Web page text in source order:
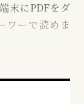
末にPDFをダ
ワーで読めま